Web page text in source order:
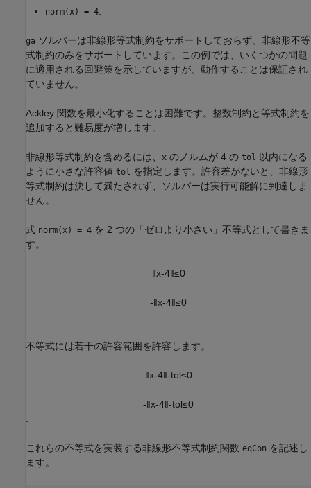
norm(x) = 4.
ga ソルバーは非線形等式制約をサポートしておらず、非線形不等
式制約のみをサポートしています。この例では、いくつかの問題
に適用される回避策を示していますが、動作することは保証され
ていません。
Ackley 関数を最小化することは困難です。整数制約と等式制約を
追加すると難易度が増します。
非線形等式制約を含めるには、x のノルムが 4 の tol 以内になる
ように小さな許容値 tol を指定します。許容差がないと、非線形
等式制約は決して満たされず、ソルバーは実行可能解に到達しま
せん。
式 norm(x) = 4 を 2 つの「ゼロより小さい」不等式として書きま
す。
‖x-4‖≤0
-‖x-4‖≤0
.
不等式には若干の許容範囲を許容します。
‖x-4‖-tol≤0
-‖x-4‖-tol≤0
.
これらの不等式を実装する非線形不等式制約関数 eqCon を記述し
ます。